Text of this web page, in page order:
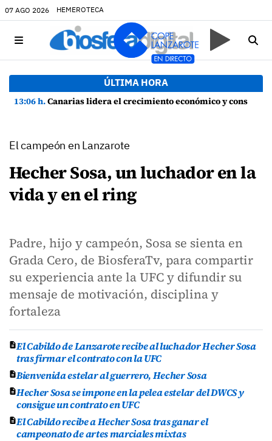
07 AGO 2026 HEMEROTECA
ÚLTIMA HORA
13:06 h.Canarias lidera el crecimiento económico y consolida su recuperación con un empleo en máximos históricos
El campeón en Lanzarote
Hecher Sosa, un luchador en la
vida y en el ring
Padre, hijo y campeón, Sosa se sienta en
Grada Cero, de BiosferaTv, para compartir
su experiencia ante la UFC y difundir su
mensaje de motivación, disciplina y
fortaleza
El Cabildo de Lanzarote recibe al luchador Hecher Sosa
tras firmar el contrato con la UFC
Bienvenida estelar al guerrero, Hecher Sosa
Hecher Sosa se impone en la pelea estelar del DWCS y
consigue un contrato en UFC
El Cabildo recibe a Hecher Sosa tras ganar el
campeonato de artes marciales mixtas